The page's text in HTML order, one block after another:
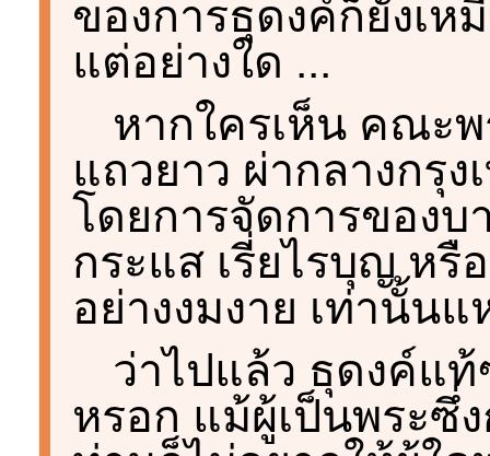
ของการธุดงค์ก็ยังเห
แต่อย่างใด ...
หากใครเห็น คณะพ
แถวยาว ผ่ากลางกรุ
โดยการจัดการของบ
กระแส เรี่ยไรบุญ ห
อย่างงมงาย เท่านั้น
ว่าไปแล้ว ธุดงค์แ
หรอก แม้ผู้เป็นพระซึ่